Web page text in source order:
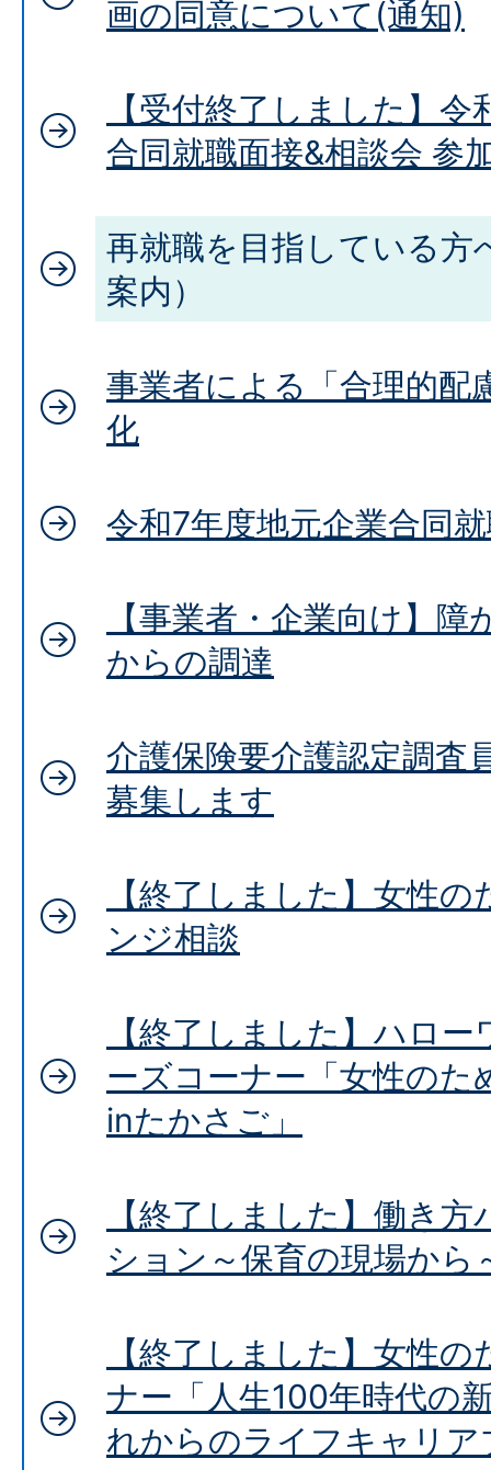
画の同意について(通知)
【受付終了しました】
合同就職面接&相談会 参
再就職を目指している方
案内）
事業者による「合理的配
化
令和7年度地元企業合同
【事業者・企業向け】
からの調達
介護保険要介護認定調査
募集します
【終了しました】女性
ンジ相談
【終了しました】ハロ
ーズコーナー「女性のた
inたかさご」
【終了しました】働き
ション～保育の現場から
【終了しました】女性
ナー「人生100年時代の
れからのライフキャリ